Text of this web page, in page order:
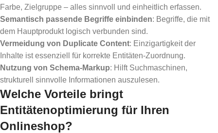
Farbe, Zielgruppe – alles sinnvoll und einheitlich erfassen.
Semantisch passende Begriffe einbinden: Begriffe, die mit
dem Hauptprodukt logisch verbunden sind.
Vermeidung von Duplicate Content: Einzigartigkeit der
Inhalte ist essenziell für korrekte Entitäten-Zuordnung.
Nutzung von Schema-Markup: Hilft Suchmaschinen,
strukturell sinnvolle Informationen auszulesen.
Welche Vorteile bringt
Entitätenoptimierung für Ihren
Onlineshop?